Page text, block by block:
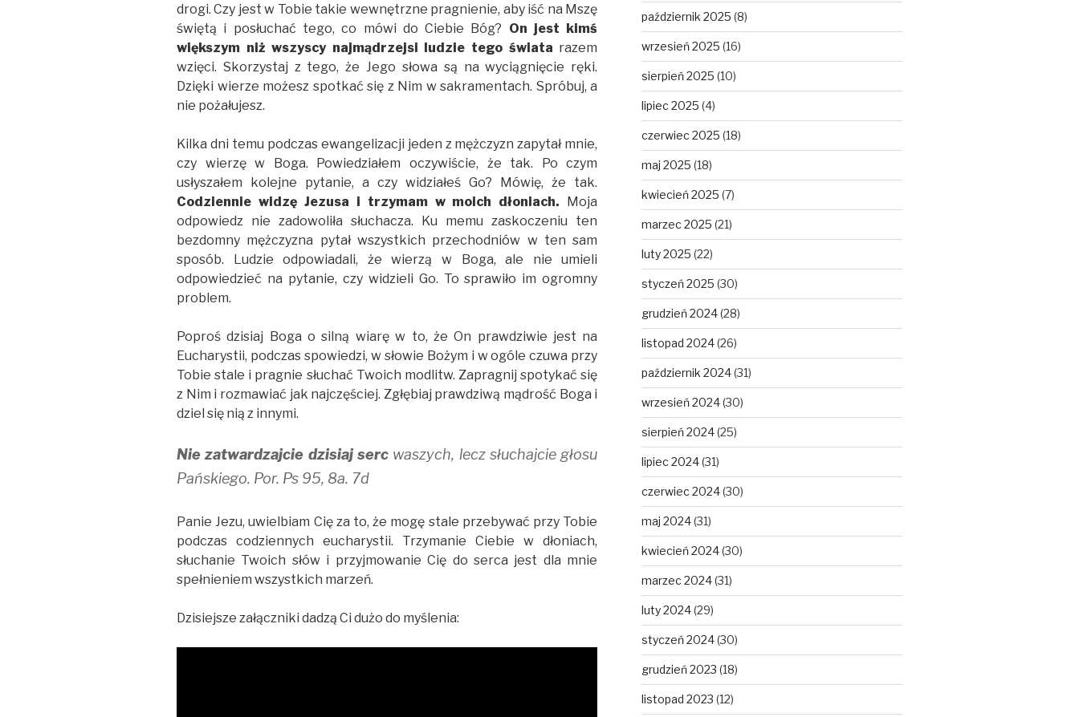
drogi. Czy jest w Tobie takie wewnętrzne pragnienie, aby iść na Mszę
świętą i posłuchać tego, co mówi do Ciebie Bóg? On jest kimś
większym niż wszyscy najmądrzejsi ludzie tego świata razem
wzięci. Skorzystaj z tego, że Jego słowa są na wyciągnięcie ręki.
Dzięki wierze możesz spotkać się z Nim w sakramentach. Spróbuj, a
nie pożałujesz.
Kilka dni temu podczas ewangelizacji jeden z mężczyzn zapytał mnie,
czy wierzę w Boga. Powiedziałem oczywiście, że tak. Po czym
usłyszałem kolejne pytanie, a czy widziałeś Go? Mówię, że tak.
Codziennie widzę Jezusa i trzymam w moich dłoniach. Moja
odpowiedz nie zadowoliła słuchacza. Ku memu zaskoczeniu ten
bezdomny mężczyzna pytał wszystkich przechodniów w ten sam
sposób. Ludzie odpowiadali, że wierzą w Boga, ale nie umieli
odpowiedzieć na pytanie, czy widzieli Go. To sprawiło im ogromny
problem.
Poproś dzisiaj Boga o silną wiarę w to, że On prawdziwie jest na
Eucharystii, podczas spowiedzi, w słowie Bożym i w ogóle czuwa przy
Tobie stale i pragnie słuchać Twoich modlitw. Zapragnij spotykać się
z Nim i rozmawiać jak najczęściej. Zgłębiaj prawdziwą mądrość Boga i
dziel się nią z innymi.
Nie zatwardzajcie dzisiaj serc waszych, lecz słuchajcie głosu
Pańskiego. Por. Ps 95, 8a. 7d
Panie Jezu, uwielbiam Cię za to, że mogę stale przebywać przy Tobie
podczas codziennych eucharystii. Trzymanie Ciebie w dłoniach,
słuchanie Twoich słów i przyjmowanie Cię do serca jest dla mnie
spełnieniem wszystkich marzeń.
Dzisiejsze załączniki dadzą Ci dużo do myślenia:
październik 2025 (8)
wrzesień 2025 (16)
sierpień 2025 (10)
lipiec 2025 (4)
czerwiec 2025 (18)
maj 2025 (18)
kwiecień 2025 (7)
marzec 2025 (21)
luty 2025 (22)
styczeń 2025 (30)
grudzień 2024(28)
listopad 2024(26)
październik 2024(31)
wrzesień 2024(30)
sierpień 2024(25)
lipiec 2024(31)
czerwiec 2024(30)
maj 2024(31)
kwiecień 2024(30)
marzec 2024(31)
luty 2024(29)
styczeń 2024(30)
grudzień 2023 (18)
listopad 2023 (12)